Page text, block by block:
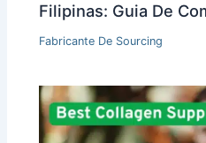
Filipinas: Guia De
Fabricante De Sourcing